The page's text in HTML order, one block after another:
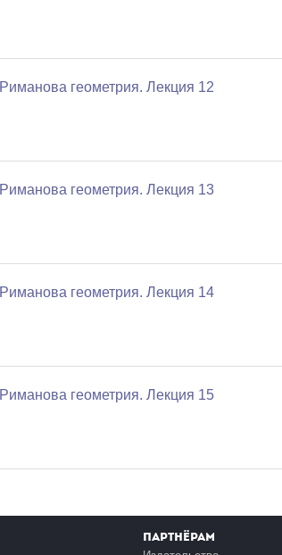
Риманова геометрия. Лекция 12
Риманова геометрия. Лекция 13
Риманова геометрия. Лекция 14
Риманова геометрия. Лекция 15
Партнёрам